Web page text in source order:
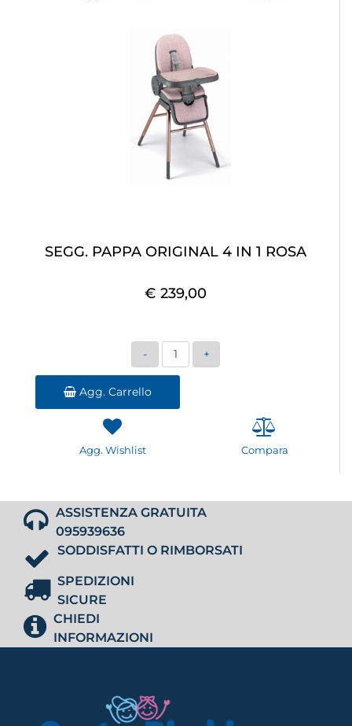
SEGG. PAPPA ORIGINAL 4 IN 1 ROSA
€ 239,00
Quantità
Agg. Carrello
Agg. Wishlist Compara
ASSISTENZA GRATUITA
095939636
SODDISFATTI O RIMBORSATI
SPEDIZIONI
SICURE
CHIEDI
INFORMAZIONI